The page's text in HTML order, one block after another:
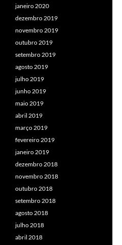
janeiro 2020
dezembro 2019
novembro 2019
outubro 2019
setembro 2019
agosto 2019
julho 2019
junho 2019
maio 2019
abril 2019
março 2019
fevereiro 2019
janeiro 2019
dezembro 2018
novembro 2018
outubro 2018
setembro 2018
agosto 2018
julho 2018
abril 2018